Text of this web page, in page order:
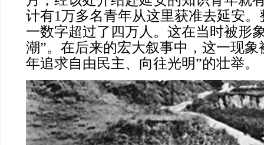
计有1万多名青年从这里获准去延安
一数字超过了四万人。这在当时被形
潮”。在后来的宏大叙事中，这一现象
年追求自由民主、向往光明”的壮举。